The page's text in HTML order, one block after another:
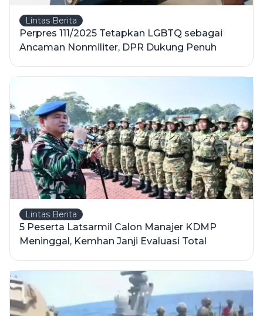
Lintas Berita
Perpres 111/2025 Tetapkan LGBTQ sebagai
Ancaman Nonmiliter, DPR Dukung Penuh
Lintas Berita
5 Peserta Latsarmil Calon Manajer KDMP
Meninggal, Kemhan Janji Evaluasi Total